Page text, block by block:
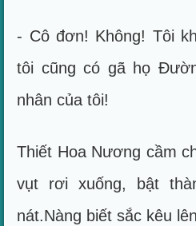
- Cô đơn! Không! Tôi
tôi cũng có gã họ
nhân của tôi!
Thiết Hoa Nương cầm
vụt rơi xuống, bật
nát.Nàng biết sắc kêu